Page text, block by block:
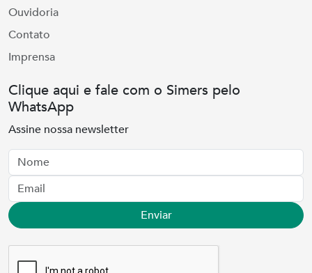
Ouvidoria
Contato
Imprensa
Clique aqui e fale com o Simers pelo
WhatsApp
Assine nossa newsletter
Nome
Email
Enviar